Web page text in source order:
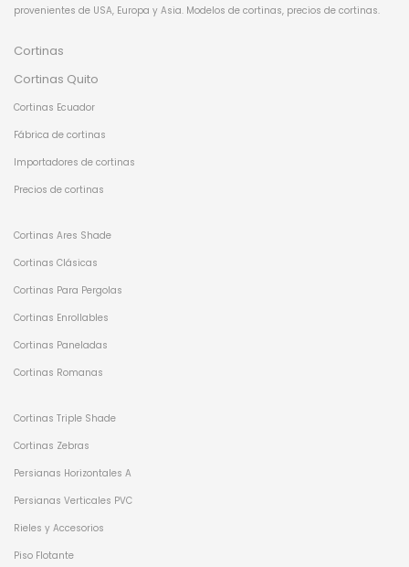
provenientes de USA, Europa y Asia. Modelos de cortinas, precios de cortinas.
Cortinas
Cortinas Quito
Cortinas Ecuador
Fábrica de cortinas
Importadores de cortinas
Precios de cortinas
Cortinas Ares Shade
Cortinas Clásicas
Cortinas Para Pergolas
Cortinas Enrollables
Cortinas Paneladas
Cortinas Romanas
Cortinas Triple Shade
Cortinas Zebras
Persianas Horizontales A
Persianas Verticales PVC
Rieles y Accesorios
Piso Flotante